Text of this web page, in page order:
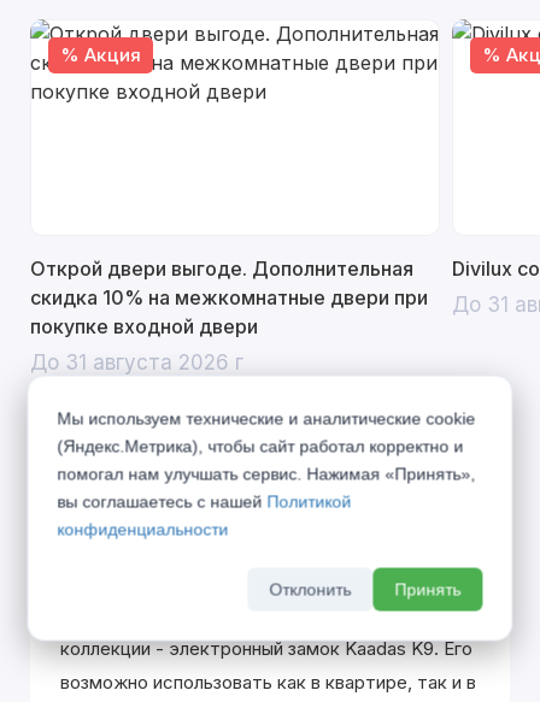
% Акция
Открой двери выгоде. Дополнительная
скидка 10% на межкомнатные двери при
покупке входной двери
До 31 августа 2026 г
%
Divilux
До 31
Описание
SMART LOFT - новая ступень в развитии
входных дверей. Инновационные технологии в
Вашем доме! Ключевая особенность
коллекции - электронный замок Kaadas K9. Его
возможно использовать как в квартире, так и в
Мы используем технические и аналитические cookie
(Яндекс.Метрика), чтобы сайт работал корректно и
помогал нам улучшать сервис. Нажимая «Принять»,
вы соглашаетесь с нашей Политикой
конфиденциальности
Отклонить Принять